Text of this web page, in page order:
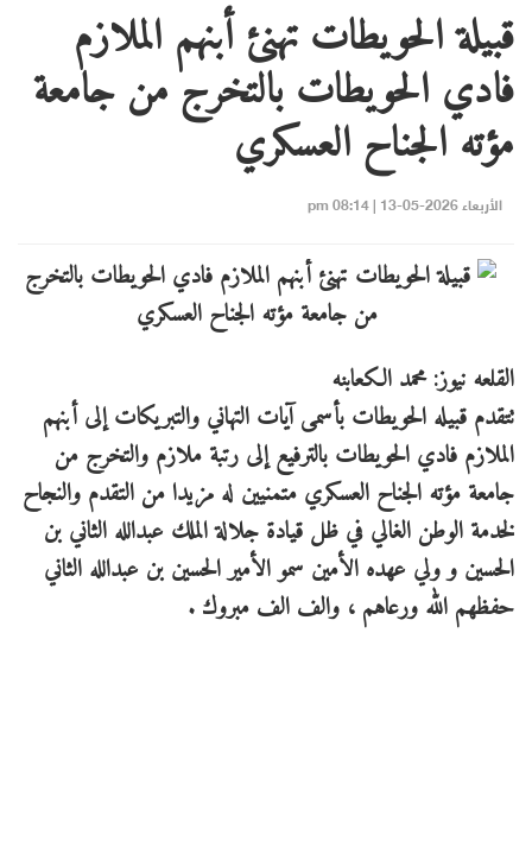
قبيلة الحويطات تهنئ أبنهم الملازم
فادي الحويطات بالتخرج من جامعة
مؤته الجناح العسكري
الأربعاء 2026-05-13 | 08:14 pm
القلعه نيوز: محمد الكعابنه
تتقدم قبيله الحويطات بأسمى آيات التهاني والتبريكات إلى أبنهم
الملازم فادي الحويطات بالترفيع إلى رتبة ملازم والتخرج من
جامعة مؤته الجناح العسكري متمنيين له مزيدا من التقدم والنجاح
لخدمة الوطن الغالي في ظل قيادة جلالة الملك عبدالله الثاني بن
الحسين و ولي عهده الأمين سمو الأمير الحسين بن عبدالله الثاني
حفظهم الله ورعاهم ، والف الف مبروك .